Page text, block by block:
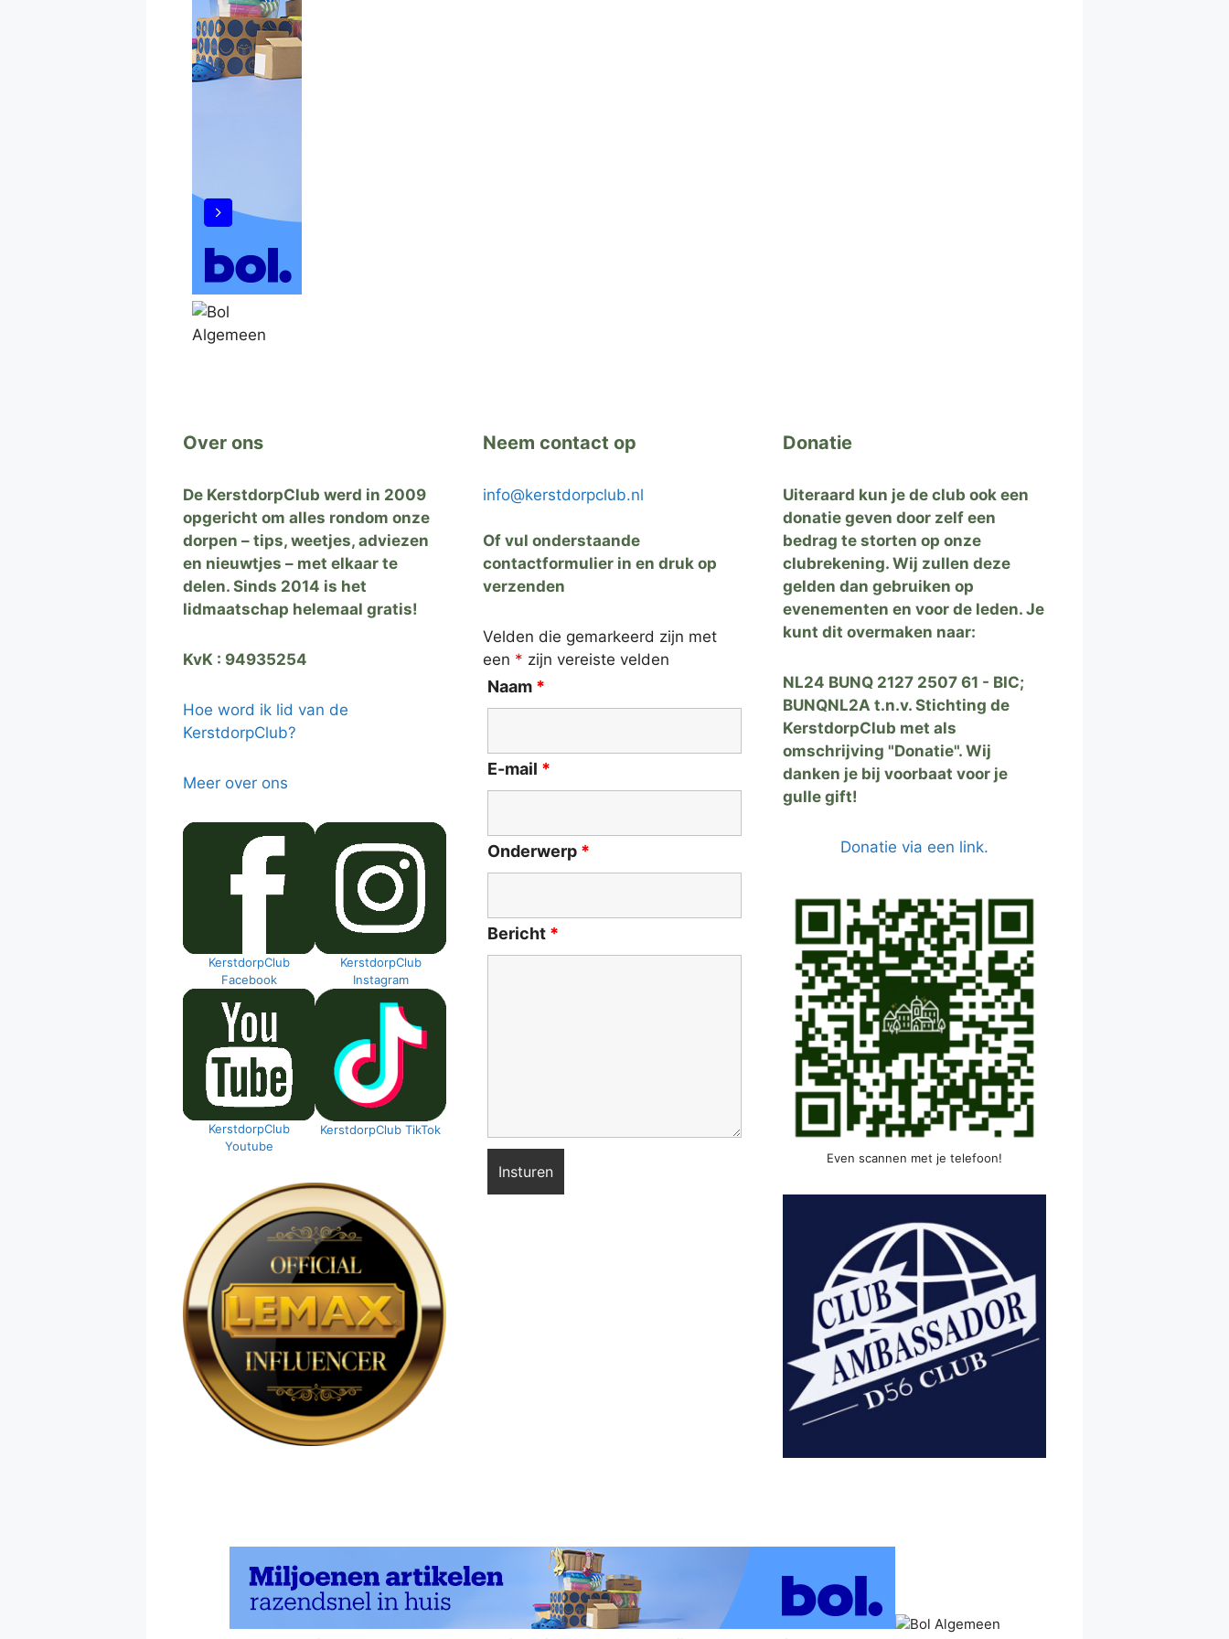
Over ons
De KerstdorpClub werd in 2009
opgericht om alles rondom onze
dorpen – tips, weetjes, adviezen
en nieuwtjes – met elkaar te
delen. Sinds 2014 is het
lidmaatschap helemaal gratis!
KvK : 94935254
Hoe word ik lid van de
KerstdorpClub?
Meer over ons
KerstdorpClub
Facebook
KerstdorpClub
Youtube
KerstdorpClub
Instagram
KerstdorpClub TikTok
Neem contact op
info@kerstdorpclub.nl
Of vul onderstaande
contactformulier in en druk op
verzenden
Velden die gemarkeerd zijn met
een * zijn vereiste velden
Naam *
E-mail *
Onderwerp *
Bericht *
Donatie
Uiteraard kun je de club ook een
donatie geven door zelf een
bedrag te storten op onze
clubrekening. Wij zullen deze
gelden dan gebruiken op
evenementen en voor de leden. Je
kunt dit overmaken naar:
NL24 BUNQ 2127 2507 61 - BIC;
BUNQNL2A t.n.v. Stichting de
KerstdorpClub met als
omschrijving "Donatie". Wij
danken je bij voorbaat voor je
gulle gift!
Donatie via een link.
Even scannen met je telefoon!